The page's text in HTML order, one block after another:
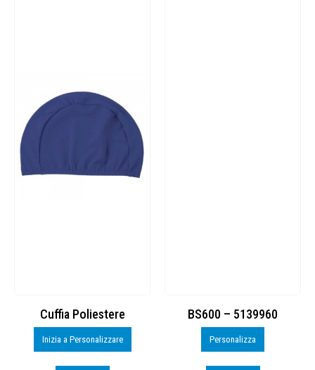
Cuffia Poliestere
Inizia a Personalizzare
BS600 – 5139960
Personalizza